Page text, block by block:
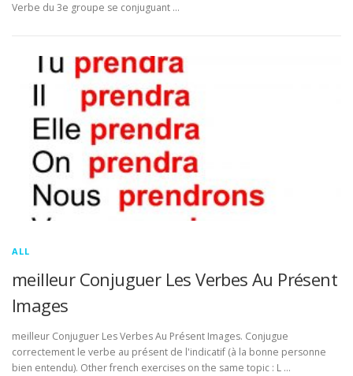
Verbe du 3e groupe se conjuguant …
ALL
meilleur Conjuguer Les Verbes Au Présent
Images
meilleur Conjuguer Les Verbes Au Présent Images. Conjugue
correctement le verbe au présent de l'indicatif (à la bonne personne
bien entendu). Other french exercises on the same topic : L …